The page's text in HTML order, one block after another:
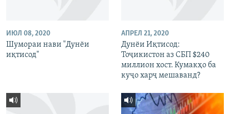
ИЮЛ 08, 2020
Шумораи нави "Дунёи
иқтисод"
АПРЕЛ 21, 2020
Дунёи Иқтисод:
Тоҷикистон аз СБП $240
миллион хост. Кумакҳо ба
куҷо харҷ мешаванд?